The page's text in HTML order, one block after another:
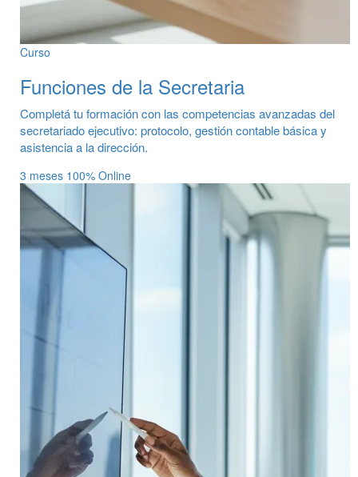
Curso
Funciones de la Secretaria
Completá tu formación con las competencias avanzadas del
secretariado ejecutivo: protocolo, gestión contable básica y
asistencia a la dirección.
3 meses 100% Online